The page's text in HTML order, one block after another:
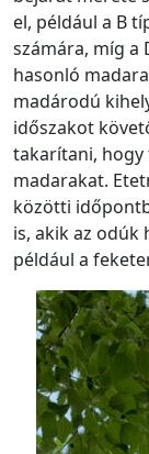
el, például a B
számára, míg a
hasonló
madárodú
időszakot
takarítani, hogy
madarakat.
közötti
is, akik az odúk
például a